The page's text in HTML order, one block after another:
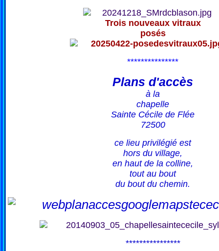
Trois nouveaux vitraux
posés
***************
Plans d'accès
à la
chapelle
Sainte Cécile de Flée
72500
ce lieu privilégié est
hors du village,
en haut de la colline,
tout au bout
du bout du chemin.
****************